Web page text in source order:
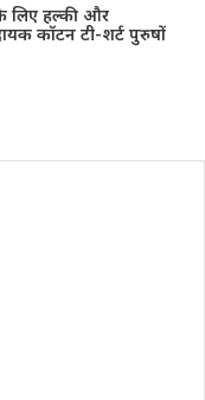
के लिए हल्की और
कॉटन टी-शर्ट पुरुषों